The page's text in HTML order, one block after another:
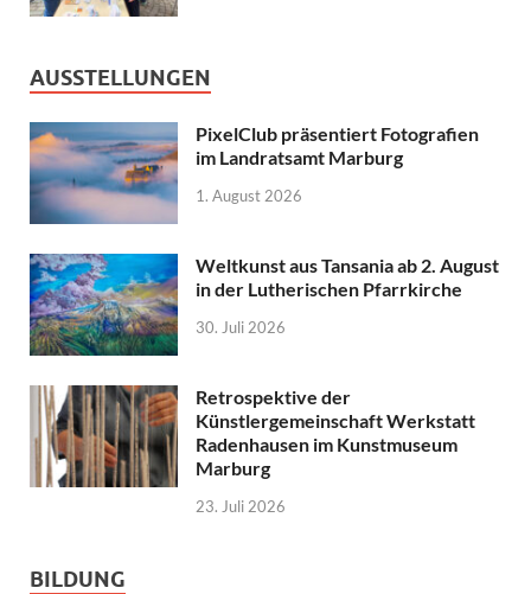
AUSSTELLUNGEN
PixelClub präsentiert Fotografien
im Landratsamt Marburg
1. August 2026
Weltkunst aus Tansania ab 2. August
in der Lutherischen Pfarrkirche
30. Juli 2026
Retrospektive der
Künstlergemeinschaft Werkstatt
Radenhausen im Kunstmuseum
Marburg
23. Juli 2026
BILDUNG